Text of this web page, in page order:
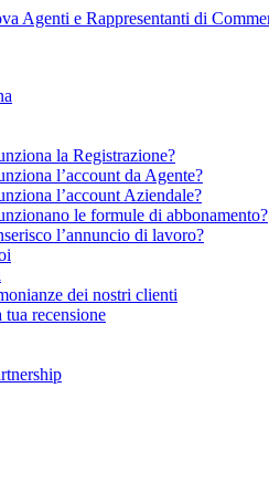
la Registrazione?
l’account da Agente?
l’account Aziendale?
le formule di abbonamento?
l’annuncio di lavoro?
dei nostri clienti
tua recensione